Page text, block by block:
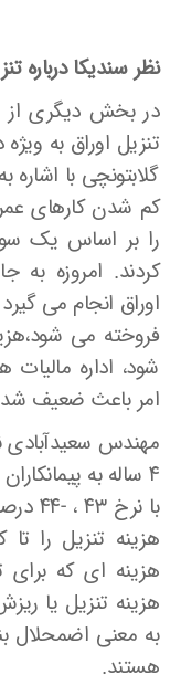
نظر سندیکا درباره
در بخش دیگری از
تنزیل اوراق به
گلابتونچی با
کم شدن کارهای
کردند. امروزه
شود، اداره
امر باعث ضعیف
مهندس سعیدآبادی
با
هزینه تنزیل را تا
هزینه­ ای که برای
به معنی اضمحلال
هستند.